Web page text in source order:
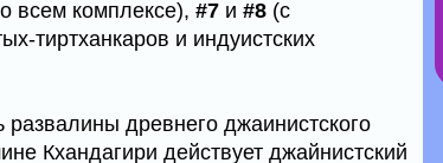
всем комплексе), #7 и #8 (с
тиртханкаров и индуистских
древнего джаинистского
Кхандагири действует джайнистский